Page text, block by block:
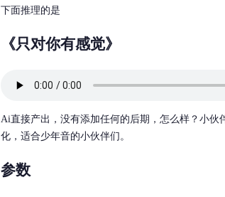
下面推理的是
《只对你有感觉》
Ai直接产出，没有添加任何的后期，怎么样？小
化，适合少年音的小伙伴们。
参数